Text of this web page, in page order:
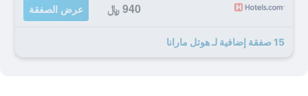
940 ﷼ عرض الصفقة
15 صفقة إضافية لـ هوتل مارانا